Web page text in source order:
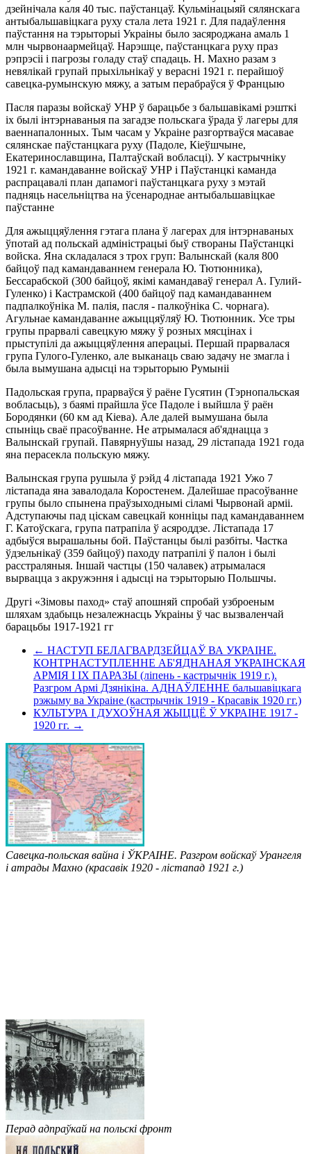
дзейнічала каля 40 тыс. паўстанцаў. Кульмінацыяй сялянскага
антыбальшавіцкага руху стала лета 1921 г. Для падаўлення
паўстання на тэрыторыі Украіны было засяроджана амаль 1
млн чырвонаармейцаў. Нарэшце, паўстанцкага руху праз
рэпрэсіі і пагрозы голаду стаў спадаць. Н. Махно разам з
невялікай групай прыхільнікаў у верасні 1921 г. перайшоў
савецка-румынскую мяжу, а затым перабраўся ў Францыю
Пасля паразы войскаў УНР ў барацьбе з бальшавікамі рэшткі
іх былі інтэрнаваныя па загадзе польскага ўрада ў лагеры для
ваеннапалонных. Тым часам у Украіне разгортваўся масавае
сялянскае паўстанцкага руху (Падоле, Кіеўшчыне,
Екатеринославщина, Палтаўскай вобласці). У кастрычніку
1921 г. камандаванне войскаў УНР і Паўстанцкі каманда
распрацавалі план дапамогі паўстанцкага руху з мэтай
падняць насельніцтва на ўсенароднае антыбальшавіцкае
паўстанне
Для ажыццяўлення гэтага плана ў лагерах для інтэрнаваных
ўпотай ад польскай адміністрацыі быў створаны Паўстанцкі
войска. Яна складалася з трох груп: Валынскай (каля 800
байцоў пад камандаваннем генерала Ю. Тютюнника),
Бессарабской (300 байцоў, якімі камандаваў генерал А. Гулий-
Гуленко) і Кастрамской (400 байцоў пад камандаваннем
падпалкоўніка М. палія, пасля - палкоўніка С. чорнага).
Агульнае камандаванне ажыццяўляў Ю. Тютюнник. Усе тры
групы прарвалі савецкую мяжу ў розных мясцінах і
прыступілі да ажыццяўлення аперацыі. Першай прарвалася
група Гулого-Гуленко, але выканаць сваю задачу не змагла і
была вымушана адысці на тэрыторыю Румыніі
Падольская група, прарваўся ў раёне Гусятин (Тэрнопальская
вобласьць), з баямі прайшла ўсе Падоле і выйшла ў раён
Бородянки (60 км ад Кіева). Але далей вымушана была
спыніць сваё прасоўванне. Не атрымалася аб'яднацца з
Валынскай групай. Павярнуўшы назад, 29 лістапада 1921 года
яна перасекла польскую мяжу.
Валынская група рушыла ў рэйд 4 лістапада 1921 Ужо 7
лістапада яна завалодала Коростенем. Далейшае прасоўванне
групы было спынена праўзыходнымі сіламі Чырвонай арміі.
Адступаючы пад ціскам савецкай конніцы пад камандаваннем
Г. Катоўскага, група патрапіла ў асяроддзе. Лістапада 17
адбыўся вырашальны бой. Паўстанцы былі разбіты. Частка
ўдзельнікаў (359 байцоў) паходу патрапілі ў палон і былі
расстраляныя. Іншай частцы (150 чалавек) атрымалася
вырвацца з акружэння і адысці на тэрыторыю Польшчы.
Другі «Зімовы паход» стаў апошняй спробай узброеным
шляхам здабыць незалежнасць Украіны ў час вызваленчай
барацьбы 1917-1921 гг
← НАСТУП БЕЛАГВАРДЗЕЙЦАЎ ВА УКРАІНЕ.
КОНТРНАСТУПЛЕННЕ АБ'ЯДНАНАЯ УКРАІНСКАЯ
АРМІЯ І ІХ ПАРАЗЫ (ліпень - кастрычнік 1919 г.).
Разгром Армі Дзянікіна. АДНАЎЛЕННЕ бальшавіцкага
рэжыму ва Украіне (кастрычнік 1919 - Красавік 1920 гг.)
КУЛЬТУРА І ДУХОЎНАЯ ЖЫЦЦЁ Ў УКРАІНЕ 1917 -
1920 гг. →
Савецка-польская вайна і ЎКРАІНЕ. Разгром войскаў Урангеля
і атрады Махно (красавік 1920 - лістапад 1921 г.)
Перад адпраўкай на польскі фронт